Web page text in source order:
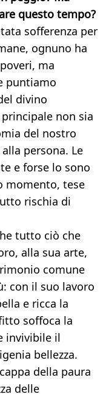
questo tempo?
sofferenza per
ognuno ha
ma
puntiamo
divino
non sia
del nostro
persona. Le
e forse lo sono
momento, tese
rischia di
tutto ciò che
alla sua arte,
comune
con il suo lavoro
e ricca la
soffoca la
invivibile il
bellezza.
della paura
delle